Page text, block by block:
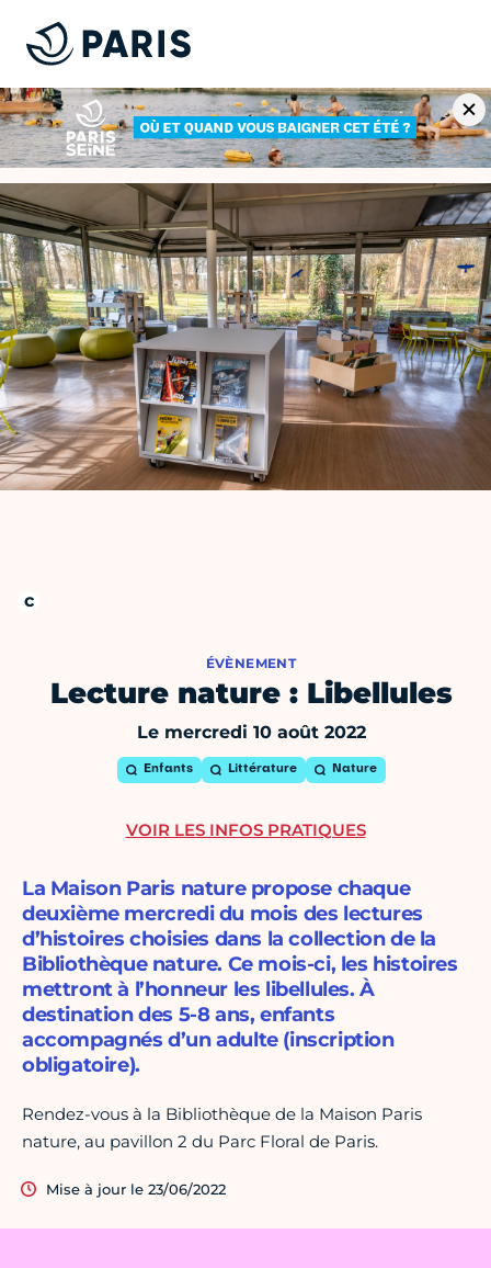
ÉVÈNEMENT
Lecture nature : Libellules
Le mercredi 10 août 2022
Enfants Littérature Nature
La Maison Paris nature propose chaque
deuxième mercredi du mois des lectures
d’histoires choisies dans la collection de la
Bibliothèque nature. Ce mois-ci, les histoires
mettront à l’honneur les libellules. À
destination des 5-8 ans, enfants
accompagnés d’un adulte (inscription
obligatoire).
Rendez-vous à la Bibliothèque de la Maison Paris
nature, au pavillon 2 du Parc Floral de Paris.
Mise à jour le 23/06/2022
VOIR LES INFOS PRATIQUES